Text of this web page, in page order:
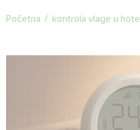
Početna / kontrola vlage u